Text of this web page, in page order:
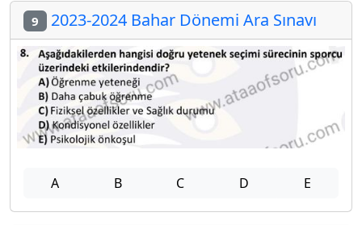
9 2023-2024 Bahar Dönemi Ara Sınavı
A B C D E